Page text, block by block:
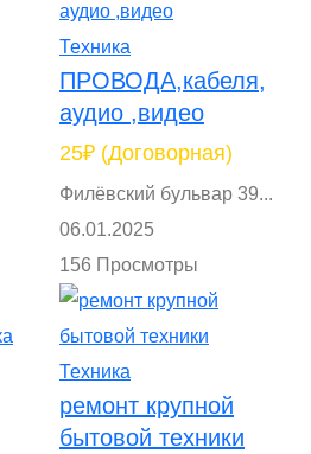
Техника
ПРОВОДА,кабеля,
аудио ,видео
25₽ (Договорная)
Филёвский бульвар 39...
06.01.2025
156 Просмотры
Техника
ремонт крупной
бытовой техники